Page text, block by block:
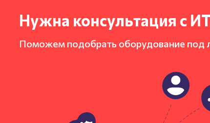
Нужна консультация с
Поможем подобрать оборудование